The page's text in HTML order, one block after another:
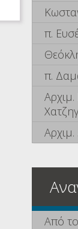
π.
π.
Από